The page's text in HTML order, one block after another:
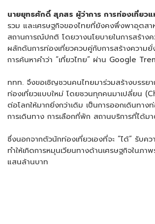
นายยุทธศักดิ์ สุภสร ผู้ว่าการ การท่องเที่ยวแ
รวม และเศรษฐกิจของไทยที่ยังคงพึ่งพาอุตสา
สถานการณ์ปกติ โดยวางนโยบายในการสร้าง
ผลักดันการท่องเที่ยวควบคู่กับการสร้างความ
การค้นหาคำว่า “เที่ยวไทย” ผ่าน Google
ททท. จึงขอเชิญชวนคนไทยมาร่วมสร้างบรร
ท่องเที่ยวแบบใหม่ โดยชวนทุกคนมาเปลี่ยน
ต่อโลกให้มากยิ่งกว่าเดิม เป็นการออกเดินทา
การเดินทาง การเลือกที่พัก สถานบริการที่ได้
ซึ่งนอกจากตัวนักท่องเที่ยวเองที่จะ “ได้” รับค
ทำให้เกิดการหมุนเวียนทางด้านเศรษฐกิจใน
แสนล้านบาท